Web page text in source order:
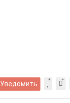
Уведомить